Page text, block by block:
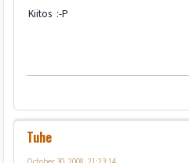
Kiitos :-P
Tuhe